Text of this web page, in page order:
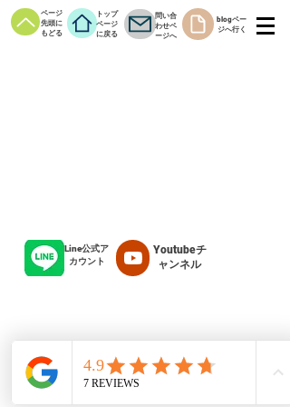
ページ
先頭に
もどる
トップ
ページ
に戻る
問い合
わせペ
ージへ
blogペー
ジへ行く
Line公式ア
カウント
Youtubeチ
ャンネル